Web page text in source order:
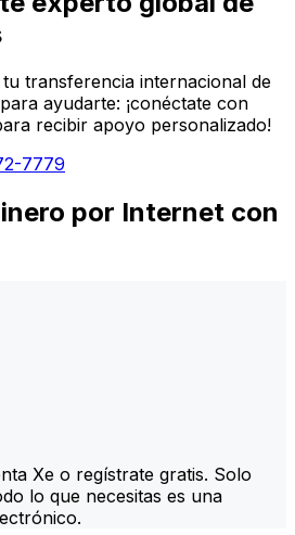
transferencia internacional de
ayudarte: ¡conéctate con
recibir apoyo personalizado!
7779
por Internet con
Xe o regístrate gratis. Solo
lo que necesitas es una